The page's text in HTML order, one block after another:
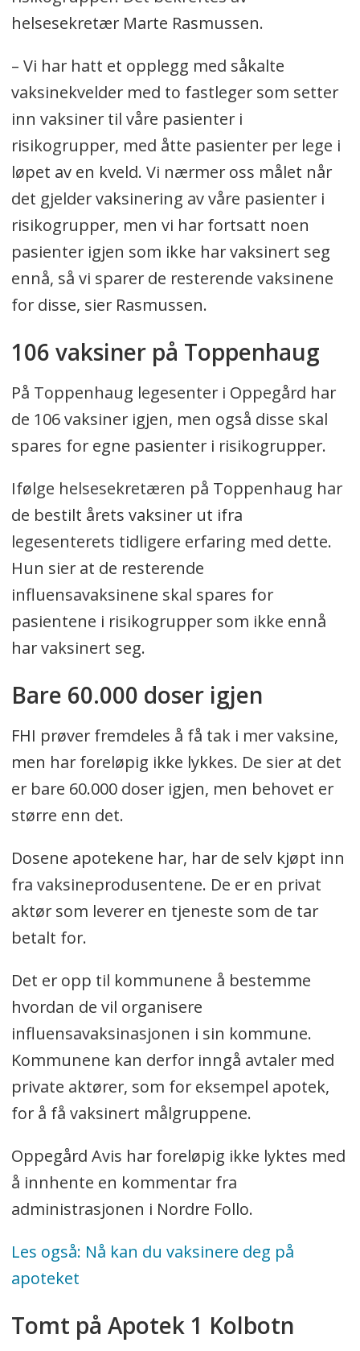
helsesekretær Marte Rasmussen.
– Vi har hatt et opplegg med såkalte
vaksinekvelder med to fastleger som setter
inn vaksiner til våre pasienter i
risikogrupper, med åtte pasienter per lege i
løpet av en kveld. Vi nærmer oss målet når
det gjelder vaksinering av våre pasienter i
risikogrupper, men vi har fortsatt noen
pasienter igjen som ikke har vaksinert seg
ennå, så vi sparer de resterende vaksinene
for disse, sier Rasmussen.
106 vaksiner på Toppenhaug
På Toppenhaug legesenter i Oppegård har
de 106 vaksiner igjen, men også disse skal
spares for egne pasienter i risikogrupper.
Ifølge helsesekretæren på Toppenhaug har
de bestilt årets vaksiner ut ifra
legesenterets tidligere erfaring med dette.
Hun sier at de resterende
influensavaksinene skal spares for
pasientene i risikogrupper som ikke ennå
har vaksinert seg.
Bare 60.000 doser igjen
FHI prøver fremdeles å få tak i mer vaksine,
men har foreløpig ikke lykkes. De sier at det
er bare 60.000 doser igjen, men behovet er
større enn det.
Dosene apotekene har, har de selv kjøpt inn
fra vaksineprodusentene. De er en privat
aktør som leverer en tjeneste som de tar
betalt for.
Det er opp til kommunene å bestemme
hvordan de vil organisere
influensavaksinasjonen i sin kommune.
Kommunene kan derfor inngå avtaler med
private aktører, som for eksempel apotek,
for å få vaksinert målgruppene.
Oppegård Avis har foreløpig ikke lyktes med
å innhente en kommentar fra
administrasjonen i Nordre Follo.
Les også: Nå kan du vaksinere deg på
apoteket
Tomt på Apotek 1 Kolbotn